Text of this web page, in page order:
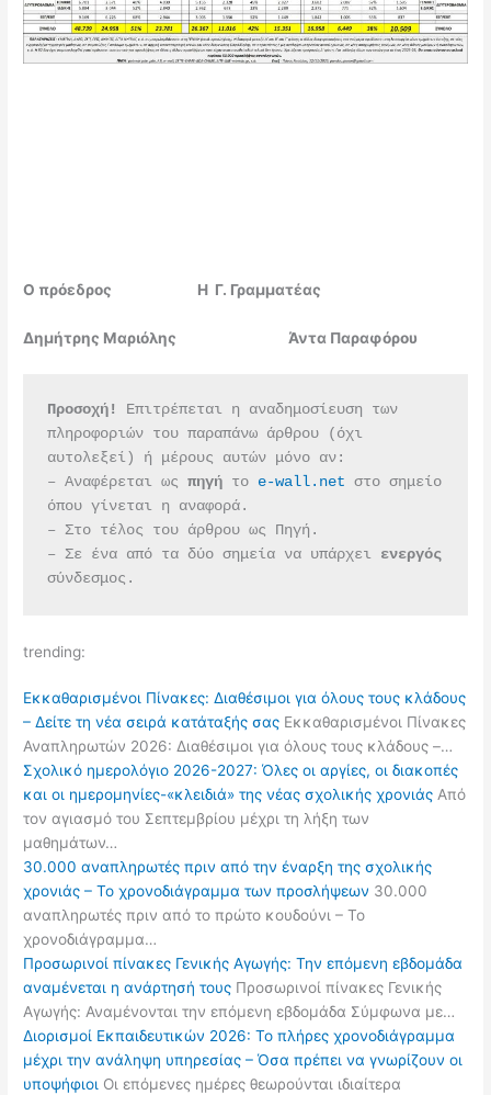
O πρόεδρος H Γ. Γραμματέας
Δημήτρης Μαριόλης Άντα Παραφόρου
Προσοχή!
Επιτρέπεται η αναδημοσίευση των
πληροφοριών του παραπάνω άρθρου (όχι
αυτολεξεί) ή μέρους αυτών μόνο αν:
– Αναφέρεται ως πηγή το e-wall.net στο σημείο
όπου γίνεται η αναφορά.
– Στο τέλος του άρθρου ως Πηγή.
– Σε ένα από τα δύο σημεία να υπάρχει
σύνδεσμος.
trending:
Εκκαθαρισμένοι Πίνακες: Διαθέσιμοι για όλους τους κλάδους
– Δείτε τη νέα σειρά κατάταξής σας Εκκαθαρισμένοι Πίνακες
Αναπληρωτών 2026: Διαθέσιμοι για όλους τους κλάδους –…
Σχολικό ημερολόγιο 2026-2027: Όλες οι αργίες, οι διακοπές
και οι ημερομηνίες-«κλειδιά» της νέας σχολικής χρονιάς Από
τον αγιασμό του Σεπτεμβρίου μέχρι τη λήξη των
μαθημάτων…
30.000 αναπληρωτές πριν από την έναρξη της σχολικής
χρονιάς – Το χρονοδιάγραμμα των προσλήψεων 30.000
αναπληρωτές πριν από το πρώτο κουδούνι – Το
χρονοδιάγραμμα…
Προσωρινοί πίνακες Γενικής Αγωγής: Την επόμενη εβδομάδα
αναμένεται η ανάρτησή τους Προσωρινοί πίνακες Γενικής
Αγωγής: Αναμένονται την επόμενη εβδομάδα Σύμφωνα με…
Διορισμοί Εκπαιδευτικών 2026: Το πλήρες χρονοδιάγραμμα
μέχρι την ανάληψη υπηρεσίας – Όσα πρέπει να γνωρίζουν οι
υποψήφιοι Οι επόμενες ημέρες θεωρούνται ιδιαίτερα